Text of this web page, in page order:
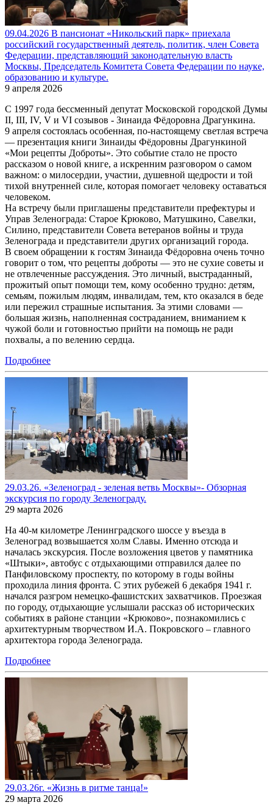
09.04.2026 В пансионат «Никольский парк» приехала
российский государственный деятель, политик, член Совета
Федерации, представляющий законодательную власть
Москвы, Председатель Комитета Совета Федерации по науке,
образованию и культуре.
9 апреля 2026
С 1997 года бессменный депутат Московской городской Думы
II, III, IV, V и VI созывов - Зинаида Фёдоровна Драгункина.
9 апреля состоялась особенная, по-настоящему светлая встреча
— презентация книги Зинаиды Фёдоровны Драгункиной
«Мои рецепты Доброты». Это событие стало не просто
рассказом о новой книге, а искренним разговором о самом
важном: о милосердии, участии, душевной щедрости и той
тихой внутренней силе, которая помогает человеку оставаться
человеком.
На встречу были приглашены представители префектуры и
Управ Зеленограда: Старое Крюково, Матушкино, Савелки,
Силино, представители Совета ветеранов войны и труда
Зеленограда и представители других организаций города.
В своем обращении к гостям Зинаида Фёдоровна очень точно
говорит о том, что рецепты доброты — это не сухие советы и
не отвлеченные рассуждения. Это личный, выстраданный,
прожитый опыт помощи тем, кому особенно трудно: детям,
семьям, пожилым людям, инвалидам, тем, кто оказался в беде
или пережил страшные испытания. За этими словами —
большая жизнь, наполненная состраданием, вниманием к
чужой боли и готовностью прийти на помощь не ради
похвалы, а по велению сердца.
Подробнее
29.03.26. «Зеленоград - зеленая ветвь Москвы»- Обзорная
экскурсия по городу Зеленограду.
29 марта 2026
На 40-м километре Ленинградского шоссе у въезда в
Зеленоград возвышается холм Славы. Именно отсюда и
началась экскурсия. После возложения цветов у памятника
«Штыки», автобус с отдыхающими отправился далее по
Панфиловскому проспекту, по которому в годы войны
проходила линия фронта. С этих рубежей 6 декабря 1941 г.
начался разгром немецко-фашистских захватчиков. Проезжая
по городу, отдыхающие услышали рассказ об исторических
событиях в районе станции «Крюково», познакомились с
архитектурным творчеством И.А. Покровского – главного
архитектора города Зеленограда.
Подробнее
29.03.26г. «Жизнь в ритме танца!»
29 марта 2026